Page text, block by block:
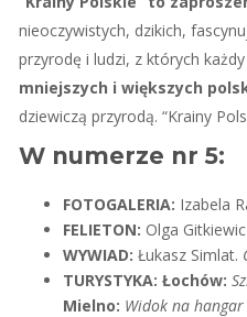
nieoczywistych, dzikich,
przyrodę i ludzi, z których
mniejszych i większych
dziewiczą przyrodą. “Krainy
W numerze nr 5:
FOTOGALERIA: Izabela
FELIETON: Olga
WYWIAD:Łukasz Simlat.
TURYSTYKA: Łochów:
Mielno: Widok na